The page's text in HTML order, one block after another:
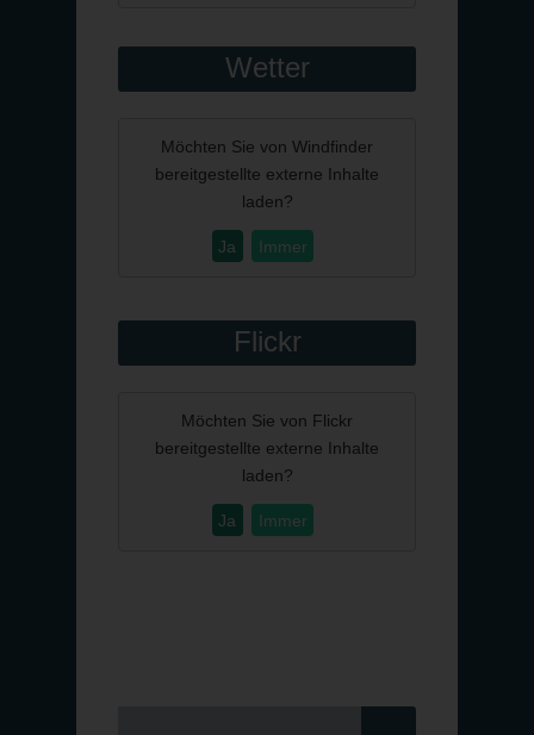
Wetter
Möchten Sie von Windfinder
bereitgestellte externe Inhalte
laden?
Ja Immer
Flickr
Möchten Sie von Flickr
bereitgestellte externe Inhalte
laden?
Ja Immer